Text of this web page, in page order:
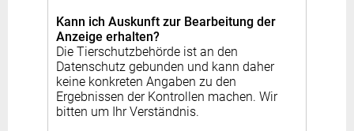
Kann ich Auskunft zur Bearbeitung der
Anzeige erhalten?
Die Tierschutzbehörde ist an den
Datenschutz gebunden und kann daher
keine konkreten Angaben zu den
Ergebnissen der Kontrollen machen. Wir
bitten um Ihr Verständnis.